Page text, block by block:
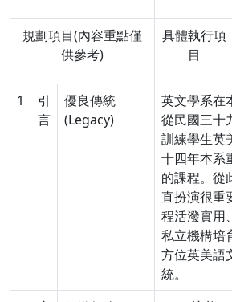
規劃項目(內容重點僅
供參考)
具體執行項
目
1
引
言
優良傳統
(Legacy)
英文學系在
從民國三十
訓練學生英
十四年本系
的課程。從
直扮演很重
程活潑實用
私立機構培
方位英美語
統。